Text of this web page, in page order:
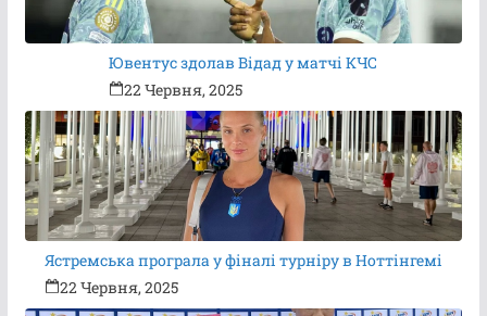
Ювентус здолав Відад у матчі КЧС
22 Червня, 2025
Ястремська програла у фіналі турніру в Ноттінгемі
22 Червня, 2025